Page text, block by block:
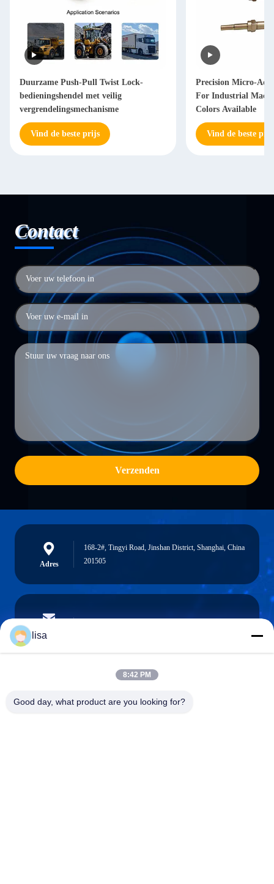
Duurzame Push-Pull Twist Lock-
bedieningshendel met veilig
vergrendelingsmechanisme
Vind de beste prijs
Precision Micro-
For Industrial
Colors Available
Vind de beste
Contact
Verzenden
Adres
168-2#, Tingyi Road, Jinshan District, Shanghai, China
201505
E-mail
Telefoon
lisa
8:42 PM
Good day, what product are you looking for?